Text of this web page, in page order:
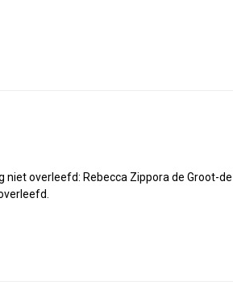
overleefd: Rebecca Zippora de Groot-